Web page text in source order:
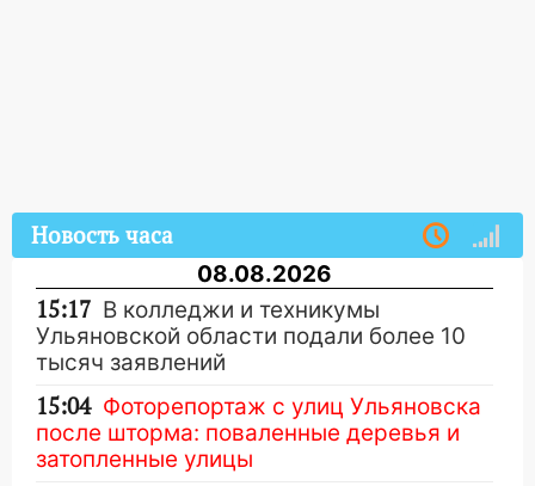
Новость часа
08.08.2026
15:17 В колледжи и техникумы
Ульяновской области подали более 10
тысяч заявлений
15:04 Фоторепортаж с улиц Ульяновска
после шторма: поваленные деревья и
затопленные улицы